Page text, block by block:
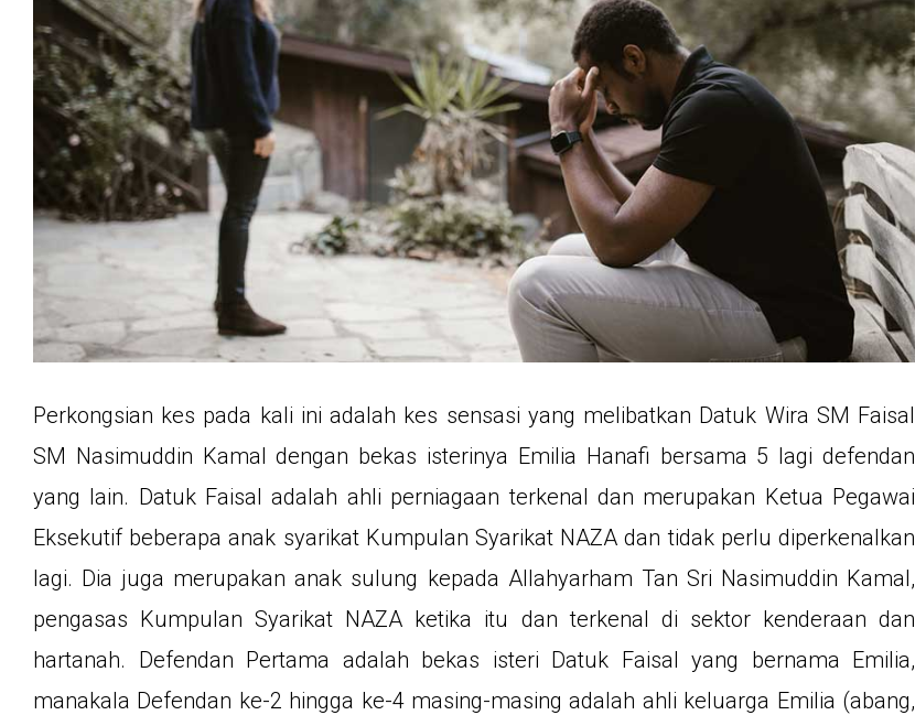
Perkongsian kes pada kali ini adalah kes sensasi yang melibatkan Datuk Wira SM Faisal
SM Nasimuddin Kamal dengan bekas isterinya Emilia Hanafi bersama 5 lagi defendan
yang lain. Datuk Faisal adalah ahli perniagaan terkenal dan merupakan Ketua Pegawai
Eksekutif beberapa anak syarikat Kumpulan Syarikat NAZA dan tidak perlu diperkenalkan
lagi. Dia juga merupakan anak sulung kepada Allahyarham Tan Sri Nasimuddin Kamal,
pengasas Kumpulan Syarikat NAZA ketika itu dan terkenal di sektor kenderaan dan
hartanah. Defendan Pertama adalah bekas isteri Datuk Faisal yang bernama Emilia,
manakala Defendan ke-2 hingga ke-4 masing-masing adalah ahli keluarga Emilia (abang,